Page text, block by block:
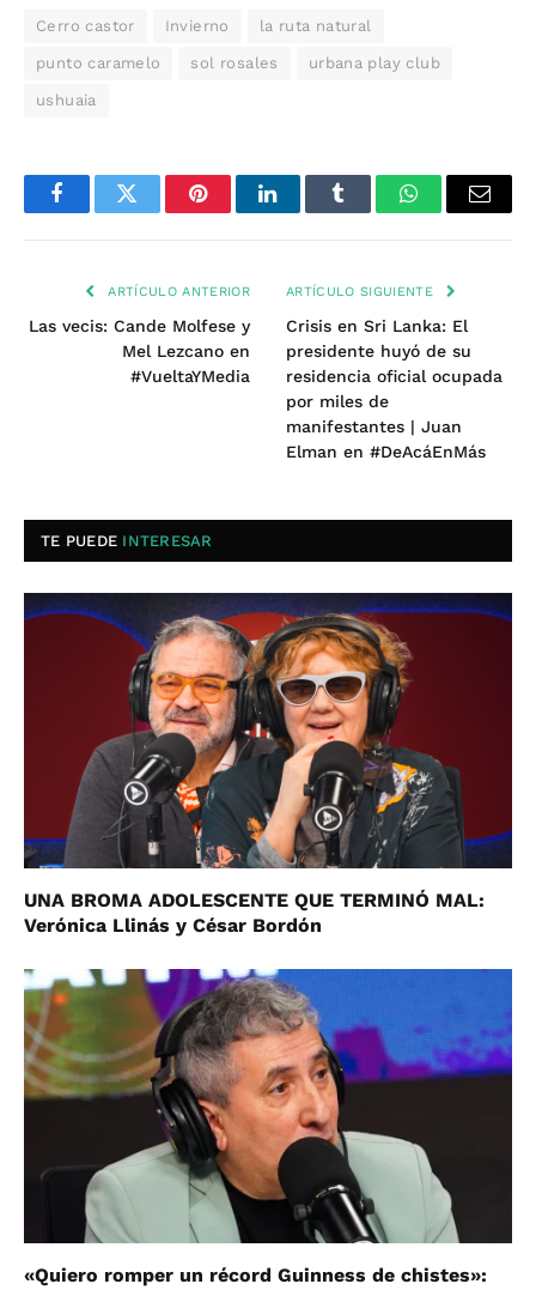
Cerro castor Invierno la ruta natural
punto caramelo sol rosales urbana play club
ushuaia
FacebookTwitter PinterestLinkedInTumblr WhatsAppEmail
ARTÍCULO ANTERIOR
Las vecis: Cande Molfese y
Mel Lezcano en
#VueltaYMedia
ARTÍCULO SIGUIENTE
Crisis en Sri Lanka: El
presidente huyó de su
residencia oficial ocupada
por miles de
manifestantes | Juan
Elman en #DeAcáEnMás
TE PUEDE INTERESAR
UNA BROMA ADOLESCENTE QUE TERMINÓ MAL:
Verónica Llinás y César Bordón
«Quiero romper un récord Guinness de chistes»: